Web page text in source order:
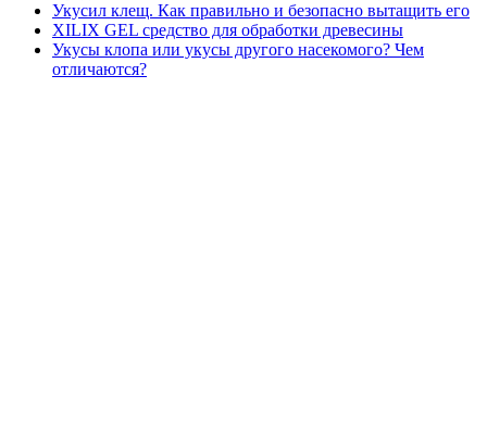
Укусил клещ. Как правильно и безопасно вытащить его
XILIX GEL средство для обработки древесины
Укусы клопа или укусы другого насекомого? Чем
отличаются?